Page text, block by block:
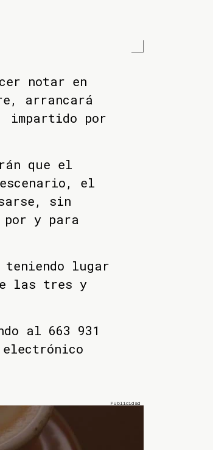
notar en
arrancará
impartido por
que el
el
sin
y para
lugar
las tres y
al 663 931